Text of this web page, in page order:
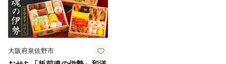
大阪府泉佐野市